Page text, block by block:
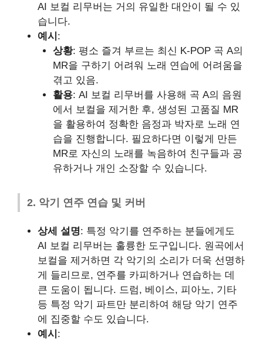
AI 보컬 리무버는 거의 유일한 대안이 될 수 있
습니다.
예시 :
상황: 평소 즐겨 부르는 최신 K-POP 곡 A의
MR을 구하기 어려워 노래 연습에 어려움을
겪고 있음.
활용: AI 보컬 리무버를 사용해 곡 A의 음원
에서 보컬을 제거한 후, 생성된 고품질 MR
을 활용하여 정확한 음정과 박자로 노래 연
습을 진행합니다. 필요하다면 이렇게 만든
MR로 자신의 노래를 녹음하여 친구들과 공
유하거나 개인 소장할 수 있습니다.
2. 악기 연주 연습 및 커버
상세 설명: 특정 악기를 연주하는 분들에게도
AI 보컬 리무버는 훌륭한 도구입니다. 원곡에서
보컬을 제거하면 각 악기의 소리가 더욱 선명하
게 들리므로, 연주를 카피하거나 연습하는 데
큰 도움이 됩니다. 드럼, 베이스, 피아노, 기타
등 특정 악기 파트만 분리하여 해당 악기 연주
에 집중할 수도 있습니다.
예시 :